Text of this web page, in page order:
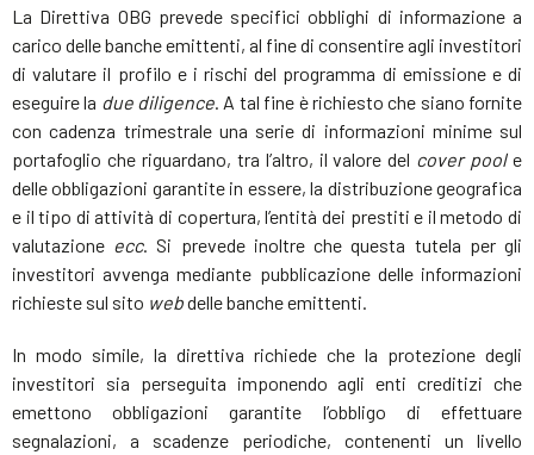
La Direttiva OBG prevede specifici obblighi di informazione a
carico delle banche emittenti, al fine di consentire agli investitori
di valutare il profilo e i rischi del programma di emissione e di
eseguire la due diligence . A tal fine è richiesto che siano fornite
con cadenza trimestrale una serie di informazioni minime sul
portafoglio che riguardano, tra l’altro, il valore del cover poole
delle obbligazioni garantite in essere, la distribuzione geografica
e il tipo di attività di copertura, l’entità dei prestiti e il metodo di
valutazione ecc. Si prevede inoltre che questa tutela per gli
investitori avvenga mediante pubblicazione delle informazioni
richieste sul sito webdelle banche emittenti.
In modo simile, la direttiva richiede che la protezione degli
investitori sia perseguita imponendo agli enti creditizi che
emettono obbligazioni garantite l’obbligo di effettuare
segnalazioni, a scadenze periodiche, contenenti un livello